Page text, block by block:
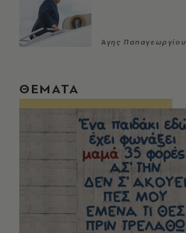
Άγης Παπαγεωργίου
ΘΕΜΑΤΑ